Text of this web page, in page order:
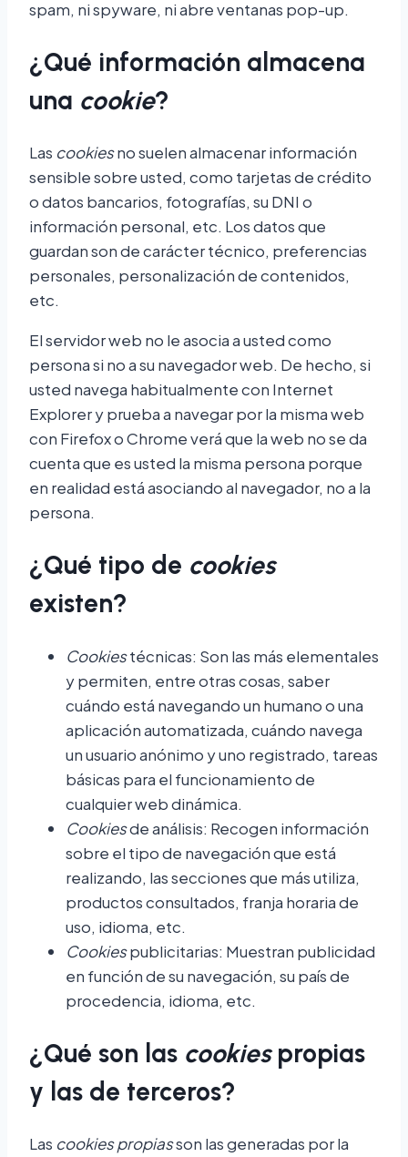
spam, ni spyware, ni abre ventanas pop-up.
¿Qué información almacena
una cookie?
Las cookiesno suelen almacenar información
sensible sobre usted, como tarjetas de crédito
o datos bancarios, fotografías, su DNI o
información personal, etc. Los datos que
guardan son de carácter técnico, preferencias
personales, personalización de contenidos,
etc.
El servidor web no le asocia a usted como
persona si no a su navegador web. De hecho, si
usted navega habitualmente con Internet
Explorer y prueba a navegar por la misma web
con Firefox o Chrome verá que la web no se da
cuenta que es usted la misma persona porque
en realidad está asociando al navegador, no a la
persona.
¿Qué tipo de cookies
existen?
Cookiestécnicas: Son las más elementales
y permiten, entre otras cosas, saber
cuándo está navegando un humano o una
aplicación automatizada, cuándo navega
un usuario anónimo y uno registrado, tareas
básicas para el funcionamiento de
cualquier web dinámica.
Cookiesde análisis: Recogen información
sobre el tipo de navegación que está
realizando, las secciones que más utiliza,
productos consultados, franja horaria de
uso, idioma, etc.
Cookiespublicitarias: Muestran publicidad
en función de su navegación, su país de
procedencia, idioma, etc.
¿Qué son las cookiespropias
y las de terceros?
Las cookies propiasson las generadas por la